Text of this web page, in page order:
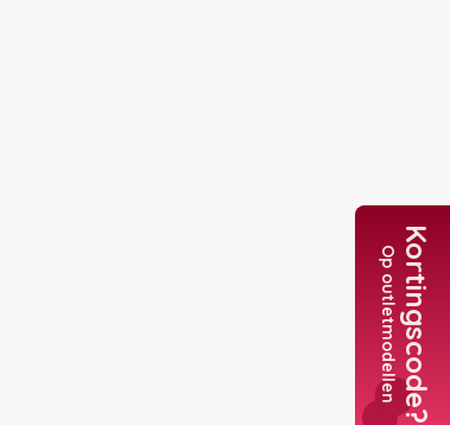
Kortingscode?
Op outletmodellen+31